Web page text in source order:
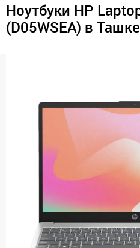
Ноутбуки HP
(D05WSEA) в